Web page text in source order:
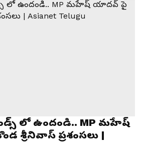
లో ఉందండి.. MP మహేష్
శ్రీనివాస్ ప్రశంసలు |